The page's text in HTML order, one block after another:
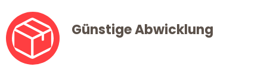
Günstige Abwicklung